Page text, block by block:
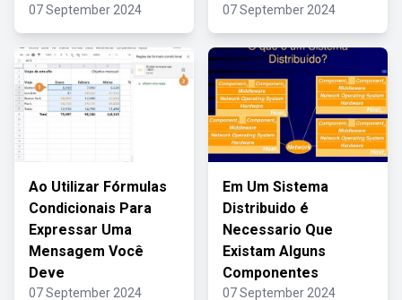
07 September 2024 07 September 2024
Ao Utilizar Fórmulas
Condicionais Para
Expressar Uma
Mensagem Você
Deve
07 September 2024
Em Um Sistema
Distribuido é
Necessario Que
Existam Alguns
Componentes
07 September 2024